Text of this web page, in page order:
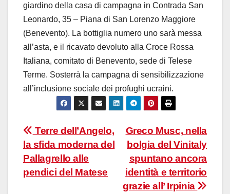
giardino della casa di campagna in Contrada San
Leonardo, 35 – Piana di San Lorenzo Maggiore
(Benevento). La bottiglia numero uno sarà messa
all’asta, e il ricavato devoluto alla Croce Rossa
Italiana, comitato di Benevento, sede di Telese
Terme. Sosterrà la campagna di sensibilizzazione
all’inclusione sociale dei profughi ucraini.
Navigazione
articoli
Greco Musc, nella
bolgia del Vinitaly
spuntano ancora
identità e territorio
grazie all’ Irpinia
Terre dell’Angelo,
la sfida moderna del
Pallagrello alle
pendici del Matese